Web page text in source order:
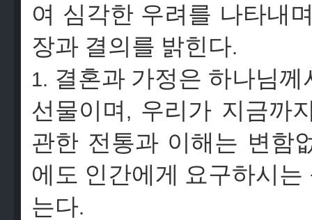
여 심각한 우려를 나타내
장과 결의를 밝힌다.
1. 결혼과 가정은 하나님께
선물이며 , 우리가 지금까
관한 전통과 이해는 변함
에도 인간에게 요구하시는
는다.